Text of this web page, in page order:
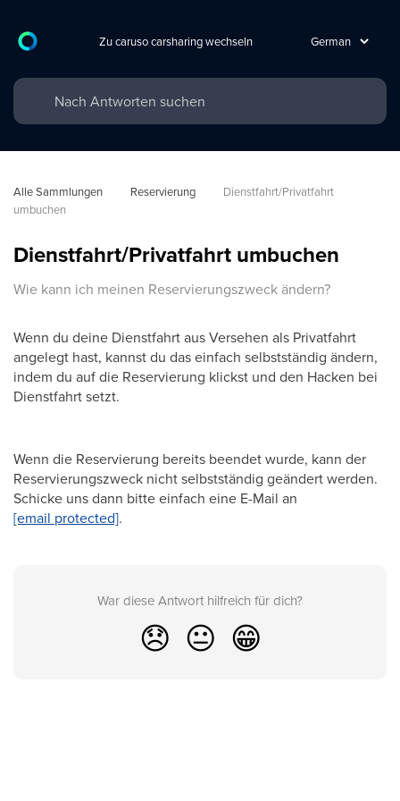
Zu caruso carsharing wechseln
Alle Sammlungen Reservierung
Dienstfahrt/Privatfahrt
umbuchen
Dienstfahrt/Privatfahrt umbuchen
Wie kann ich meinen Reservierungszweck ändern?
Wenn du deine Dienstfahrt aus Versehen als Privatfahrt
angelegt hast, kannst du das einfach selbstständig ändern,
indem du auf die Reservierung klickst und den Hacken bei
Dienstfahrt setzt.
Wenn die Reservierung bereits beendet wurde, kann der
Reservierungszweck nicht selbstständig geändert werden.
Schicke uns dann bitte einfach eine E-Mail an
[email protected].
War diese Antwort hilfreich für dich?
😞 😐 😁